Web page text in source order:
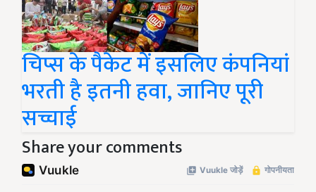
चिप्स के पैकेट में इसलिए कंपनियां
भरती है इतनी हवा, जानिए पूरी
सच्चाई
Share your comments